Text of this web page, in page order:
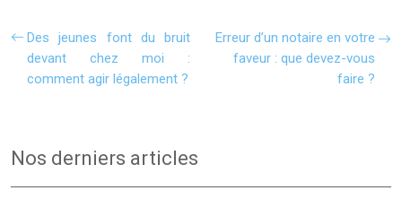
Des jeunes font du bruit
devant chez moi :
comment agir légalement ?
Erreur d’un notaire en votre
faveur : que devez-vous
faire ?
Nos derniers articles